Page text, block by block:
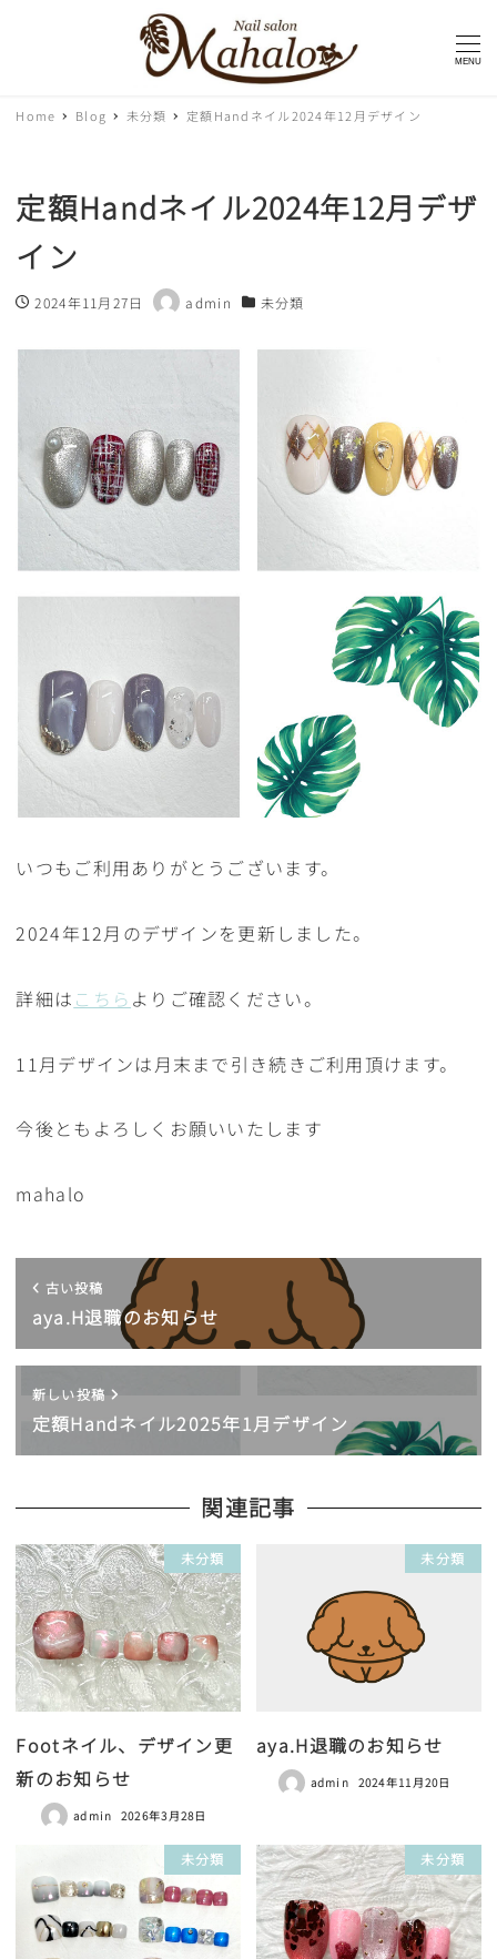
MENU
Home Blog 未分類 定額Handネイル2024年12月デザイン
定額Handネイル2024年12月デザ
イン
投稿日
2024年11月27日
著
admin
カテゴリー
未分類
いつもご利用ありがとうございます。
2024年12月のデザインを更新しました。
詳細は こちら よりご確認ください。
11月デザインは月末まで引き続きご利用頂けます。
今後ともよろしくお願いいたします
mahalo
古い投稿
aya.H退職のお知らせ
新しい投稿
定額Handネイル2025年1月デザイン
関連記事
未分類
Footネイル、デザイン更
新のお知らせ
admin 2026年3月28日
未分類
aya.H退職のお知らせ
admin 2024年11月20日
未分類 未分類